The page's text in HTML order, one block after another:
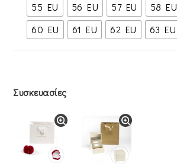
55 EU
56 EU 57 EU 58 EU
60 EU
61 EU 62 EU 63 EU
Συσκευασίες